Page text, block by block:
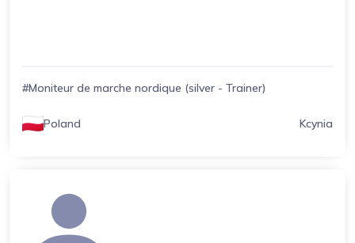
#Moniteur de marche nordique (silver - Trainer)
Poland Kcynia